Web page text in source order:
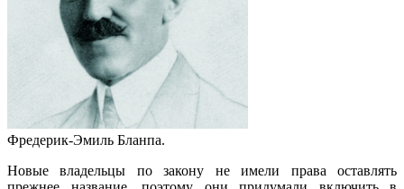
Фредерик-Эмиль Бланпа.
Новые владельцы по закону не имели права оставлять